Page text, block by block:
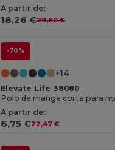
A partir de:
18,26 €29,80 €
-70%
+14
Elevate Life 38080
Polo de manga corta para
A partir de:
6,75 €22,47 €